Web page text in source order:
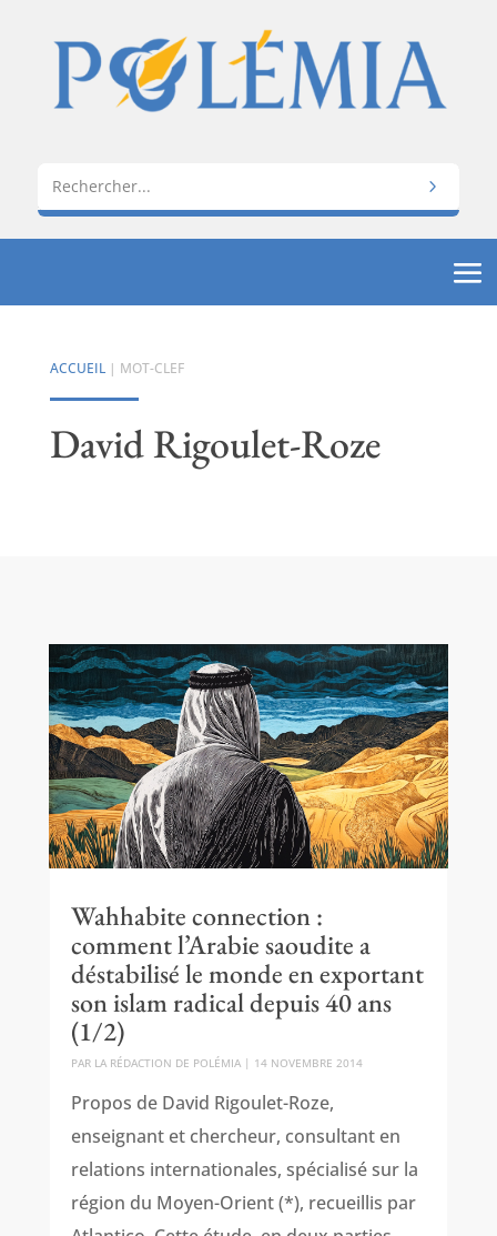
ACCUEIL| MOT-CLEF
David Rigoulet-Roze
Wahhabite connection :
comment l’Arabie saoudite a
déstabilisé le monde en exportant
son islam radical depuis 40 ans
(1/2)
PAR LA RÉDACTION DE POLÉMIA| 14 NOVEMBRE 2014
Propos de David Rigoulet-Roze,
enseignant et chercheur, consultant en
relations internationales, spécialisé sur la
région du Moyen-Orient (*), recueillis par